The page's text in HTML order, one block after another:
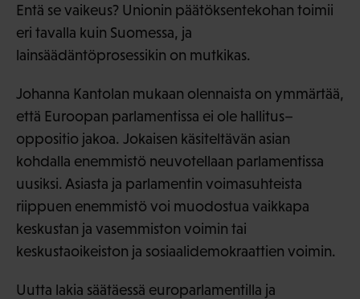
Entä se vaikeus? Unionin päätöksentekohan toimii
eri tavalla kuin Suomessa, ja
lainsäädäntöprosessikin on mutkikas.
Johanna Kantolan mukaan olennaista on ymmärtää,
että Euroopan parlamentissa ei ole hallitus–
oppositio jakoa. Jokaisen käsiteltävän asian
kohdalla enemmistö neuvotellaan parlamentissa
uusiksi. Asiasta ja parlamentin voimasuhteista
riippuen enemmistö voi muodostua vaikkapa
keskustan ja vasemmiston voimin tai
keskustaoikeiston ja sosiaalidemokraattien voimin.
Uutta lakia säätäessä europarlamentilla ja